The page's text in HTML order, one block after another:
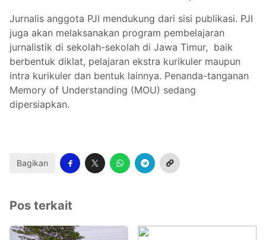
Jurnalis anggota PJI mendukung dari sisi publikasi. PJI
juga akan melaksanakan program pembelajaran
jurnalistik di sekolah-sekolah di Jawa Timur, baik
berbentuk diklat, pelajaran ekstra kurikuler maupun
intra kurikuler dan bentuk lainnya. Penanda-tanganan
Memory of Understanding (MOU) sedang
dipersiapkan.
Bagikan
Pos terkait